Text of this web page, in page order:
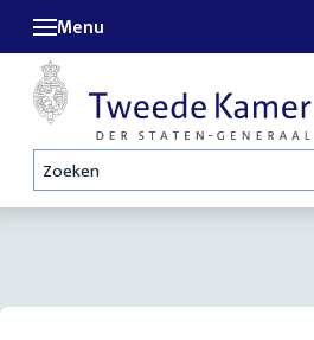
Zoeken
Menu